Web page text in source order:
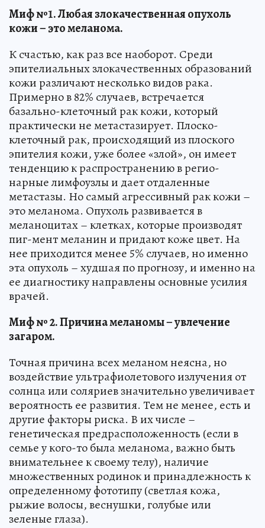
Миф №1. Любая злокачественная опухоль
кожи – это меланома.
К счастью, как раз все наоборот. Среди
эпителиальных злокачественных образований
кожи различают несколько видов рака.
Примерно в 82% случаев, встречается
базально-клеточный рак кожи, который
практически не метастазирует. Плоско-
клеточный рак, происходящий из плоского
эпителия кожи, уже более «злой», он имеет
тенденцию к распространению в регио-
нарные лимфоузлы и дает отдаленные
метастазы. Но самый агрессивный рак кожи –
это меланома. Опухоль развивается в
меланоцитах – клетках, которые производят
пиг-мент меланин и придают коже цвет. На
нее приходится менее 5% случаев, но именно
эта опухоль – худшая по прогнозу, и именно на
ее диагностику направлены основные усилия
врачей.
Миф № 2. Причина меланомы – увлечение
загаром.
Точная причина всех меланом неясна, но
воздействие ультрафиолетового излучения от
солнца или соляриев значительно увеличивает
вероятность ее развития. Тем не менее, есть и
другие факторы риска. В их числе –
генетическая предрасположенность (если в
семье у кого-то была меланома, важно быть
внимательнее к своему телу), наличие
множественных родинок и принадлежность к
определенному фототипу (светлая кожа,
рыжие волосы, веснушки, голубые или
зеленые глаза).